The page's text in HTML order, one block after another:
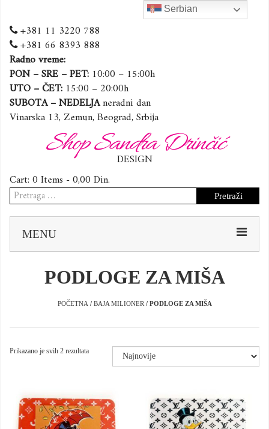
+381 11 3220 788
+381 66 8393 888
Radno vreme:
PON – SRE – PET: 10:00 – 15:00h
UTO – ČET: 15:00 – 20:00h
SUBOTA – NEDELJAneradni dan
Vinarska 13, Zemun, Beograd, Srbija
Shop Sandra Drinčić
DESIGN
Cart: 0 Items -0,00 Din.
Pretraga
za:
MENU
PODLOGE ZA MIŠA
POČETNA / BAJA MILIONER / PODLOGE ZA MIŠA
Prikazano je svih 2 rezultataSortirano
Serbian